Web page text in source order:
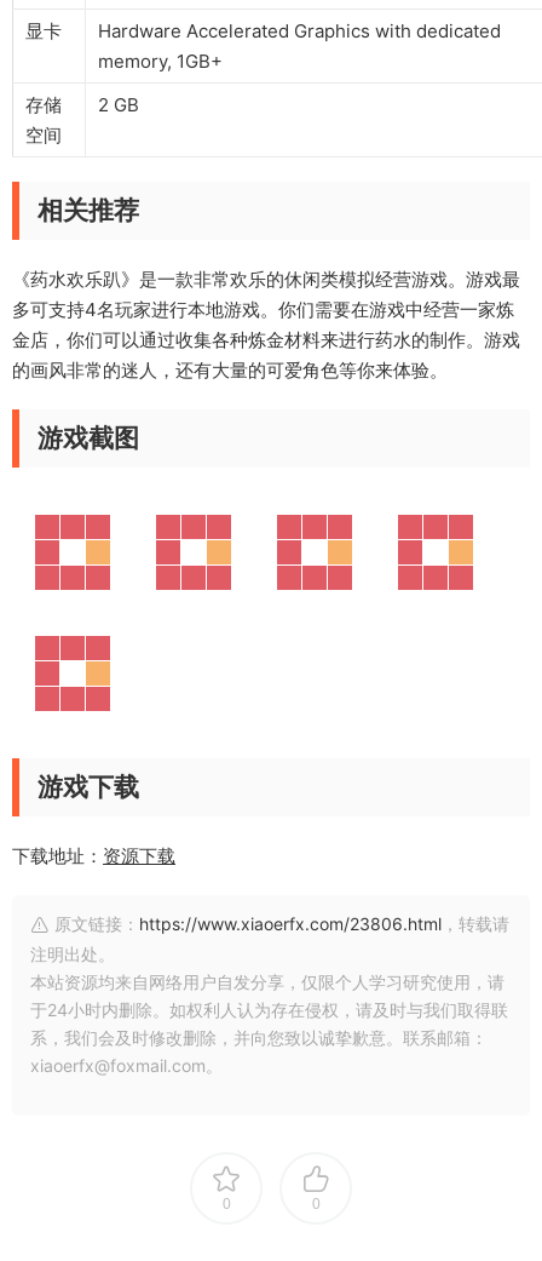
显卡
Hardware Accelerated Graphics with dedicated
memory, 1GB+
存储
空间
2 GB
相关推荐
《药水欢乐趴》是一款非常欢乐的休闲类模拟经营游戏。游戏最
多可支持4名玩家进行本地游戏。你们需要在游戏中经营一家炼
金店，你们可以通过收集各种炼金材料来进行药水的制作。游戏
的画风非常的迷人，还有大量的可爱角色等你来体验。
游戏截图
游戏下载
下载地址： 资源下载
原文链接： https://www.xiaoerfx.com/23806.html ，转载请
注明出处。
本站资源均来自网络用户自发分享，仅限个人学习研究使用，请
于24小时内删除。如权利人认为存在侵权，请及时与我们取得联
系，我们会及时修改删除，并向您致以诚挚歉意。联系邮箱：
xiaoerfx@foxmail.com。
0 0